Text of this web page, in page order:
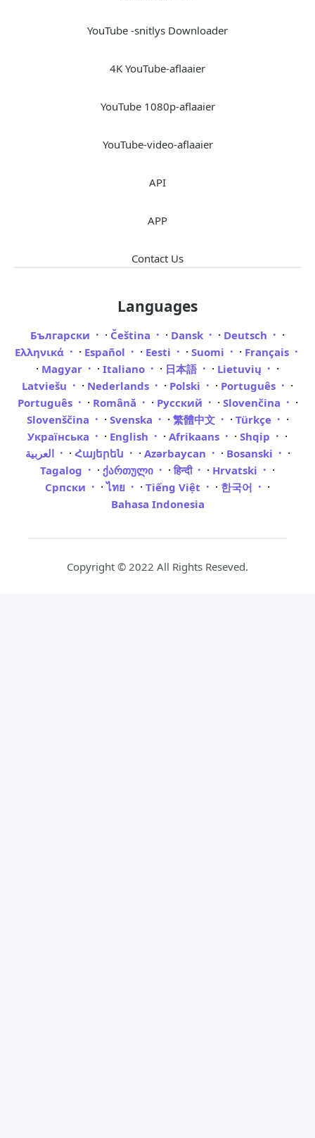
YouTube -snitlys Downloader
4K YouTube-aflaaier
YouTube 1080p-aflaaier
YouTube-video-aflaaier
API
APP
Contact Us
Languages
Български · Čeština · Dansk · Deutsch ·
Ελληνικά · Español · Eesti · Suomi · Français
· Magyar · Italiano · 日本語 · Lietuvių ·
Latviešu · Nederlands · Polski · Português ·
Português · Română · Русский · Slovenčina ·
Slovenščina · Svenska · 繁體中文 · Türkçe ·
Українська · English · Afrikaans · Shqip ·
العربية · Հայերեն · Azərbaycan · Bosanski ·
Tagalog · ქართული · हिन्दी · Hrvatski ·
Српски ·ไทย · Tiếng Việt · 한국어 ·
Bahasa Indonesia
Copyright © 2022 All Rights Reseved.